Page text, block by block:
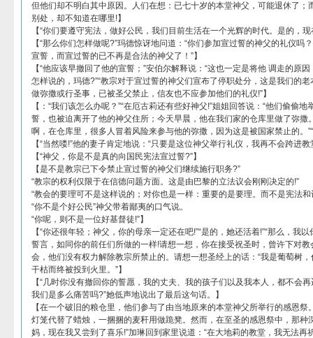
但他们却不明白其中原因。人们在想：已七十岁的本堂神父，可能退休了；
别处，却不知道在哪里!】
【“你们要遵守宪法，做好公民，我们目前生活在一个光辉的时代。是的，
【“那么你们怎样做呢?”玛德惊讶地问道：“你们参加宣过誓的神父的礼仪吗
宣誓，而宣过誓的已不再是合法的神父了！”】
【“他应该早撤回了他的宣誓；”安伯尔解释说：“这也一定是将他 调走的原
怎样说的，玛德?”“教宗对于宣过誓的神父们宣布了停职处分，这是我们的
做弥撒或行圣事，已被圣父禁止，信友也不应参加他们的礼仪!”】
【：“我们该怎么办呢？”“在厄古莉还有些好神父!”姐姐回答说：“他们偷偷
誓，也被迫离开了他的神父住所；今天早晨，他在我们家的仓库里做了弥撒
啊，在仓库里，很多人冒着风险来参与他的弥撒，因为这是被国家禁止的。
【“当然喽!”他的妻子肯定地说：“只要是这位神父举行礼仪，我再不会跨进
【“神父，你是不是真的向国民宪法宣过誓?”】
【是不是教宗已下令禁止宣过誓的神父们继续施行职务?”
“教宗的权利仅限于在信德问题方面。这是由巴黎的立法议会刚刚决定的!”
“教会的要理可不是这样说的；对你也是一样：重要的是要理。而不是宪法和
“你不是个好公民”神父带着鄙夷的口气说。
“你呢，则不是一位好基督徒!”】
【“你还很年轻；神父，你的母亲一定还在吧!”“是的，她还活着!”“那么，我
誓言，如同你的前任们所做的一样!请想一想，你在接受祝圣时，曾许下对
会，他们没有权力解除教宗所禁止的。请想一想圣经上的话：“我是葡萄树
干枯而终被投到火里。”】
【“几时你没有撤回你的誓愿，我的丈夫、我的孩子们以及我本人，都不会
我们是多么痛苦吗?”她低声地说出了最后这句话。】
【在一个破旧的粮仓里，他们参与了由当地原来的本堂神父所举行的感恩
灯笼代替了蜡烛，一捆捆的麦秆用做跪凳。然而，在至圣的感恩祭中，那种
妈，现在我又尝到了喜乐!”加琳回到家里说道：“在大地莉的教堂，我无法再